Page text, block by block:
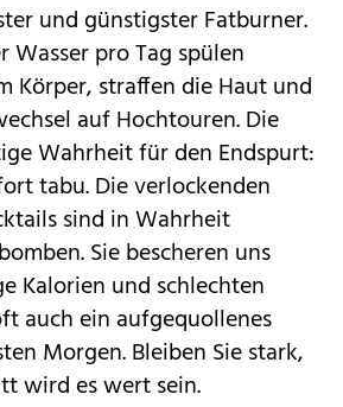
und günstigster Fatburner.
Wasser pro Tag spülen
Körper, straffen die Haut und
auf Hochtouren. Die
Wahrheit für den Endspurt:
tabu. Die verlockenden
sind in Wahrheit
Sie bescheren uns
Kalorien und schlechten
auch ein aufgequollenes
Morgen. Bleiben Sie stark,
wird es wert sein.